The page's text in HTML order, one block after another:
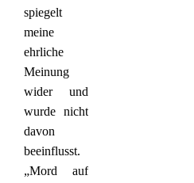
spiegelt
meine
ehrliche
Meinung
wider und
wurde nicht
davon
beeinflusst.
„Mord auf